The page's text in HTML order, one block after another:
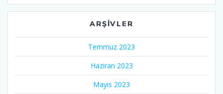
ARŞIVLER
Temmuz 2023
Haziran 2023
Mayıs 2023